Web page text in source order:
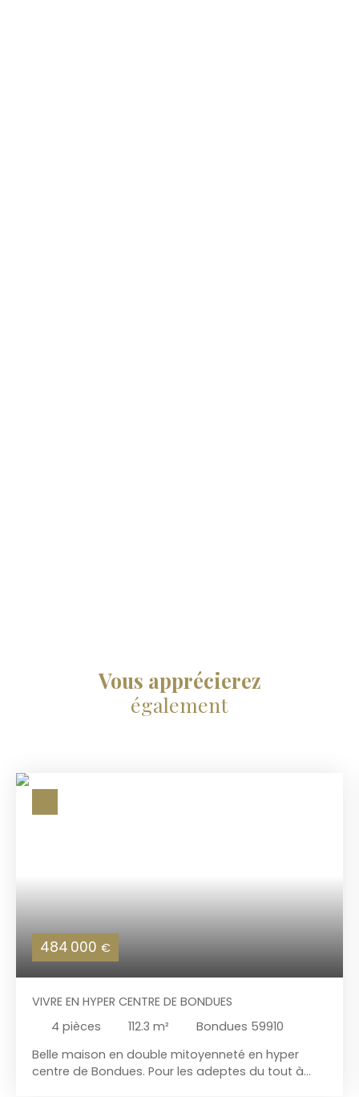
Vous apprécierez
également
484 000 €
VIVRE EN HYPER CENTRE DE BONDUES
4 pièces 112.3 m²
Bondues 59910
Belle maison en double mitoyenneté en hyper
centre de Bondues. Pour les adeptes du tout à